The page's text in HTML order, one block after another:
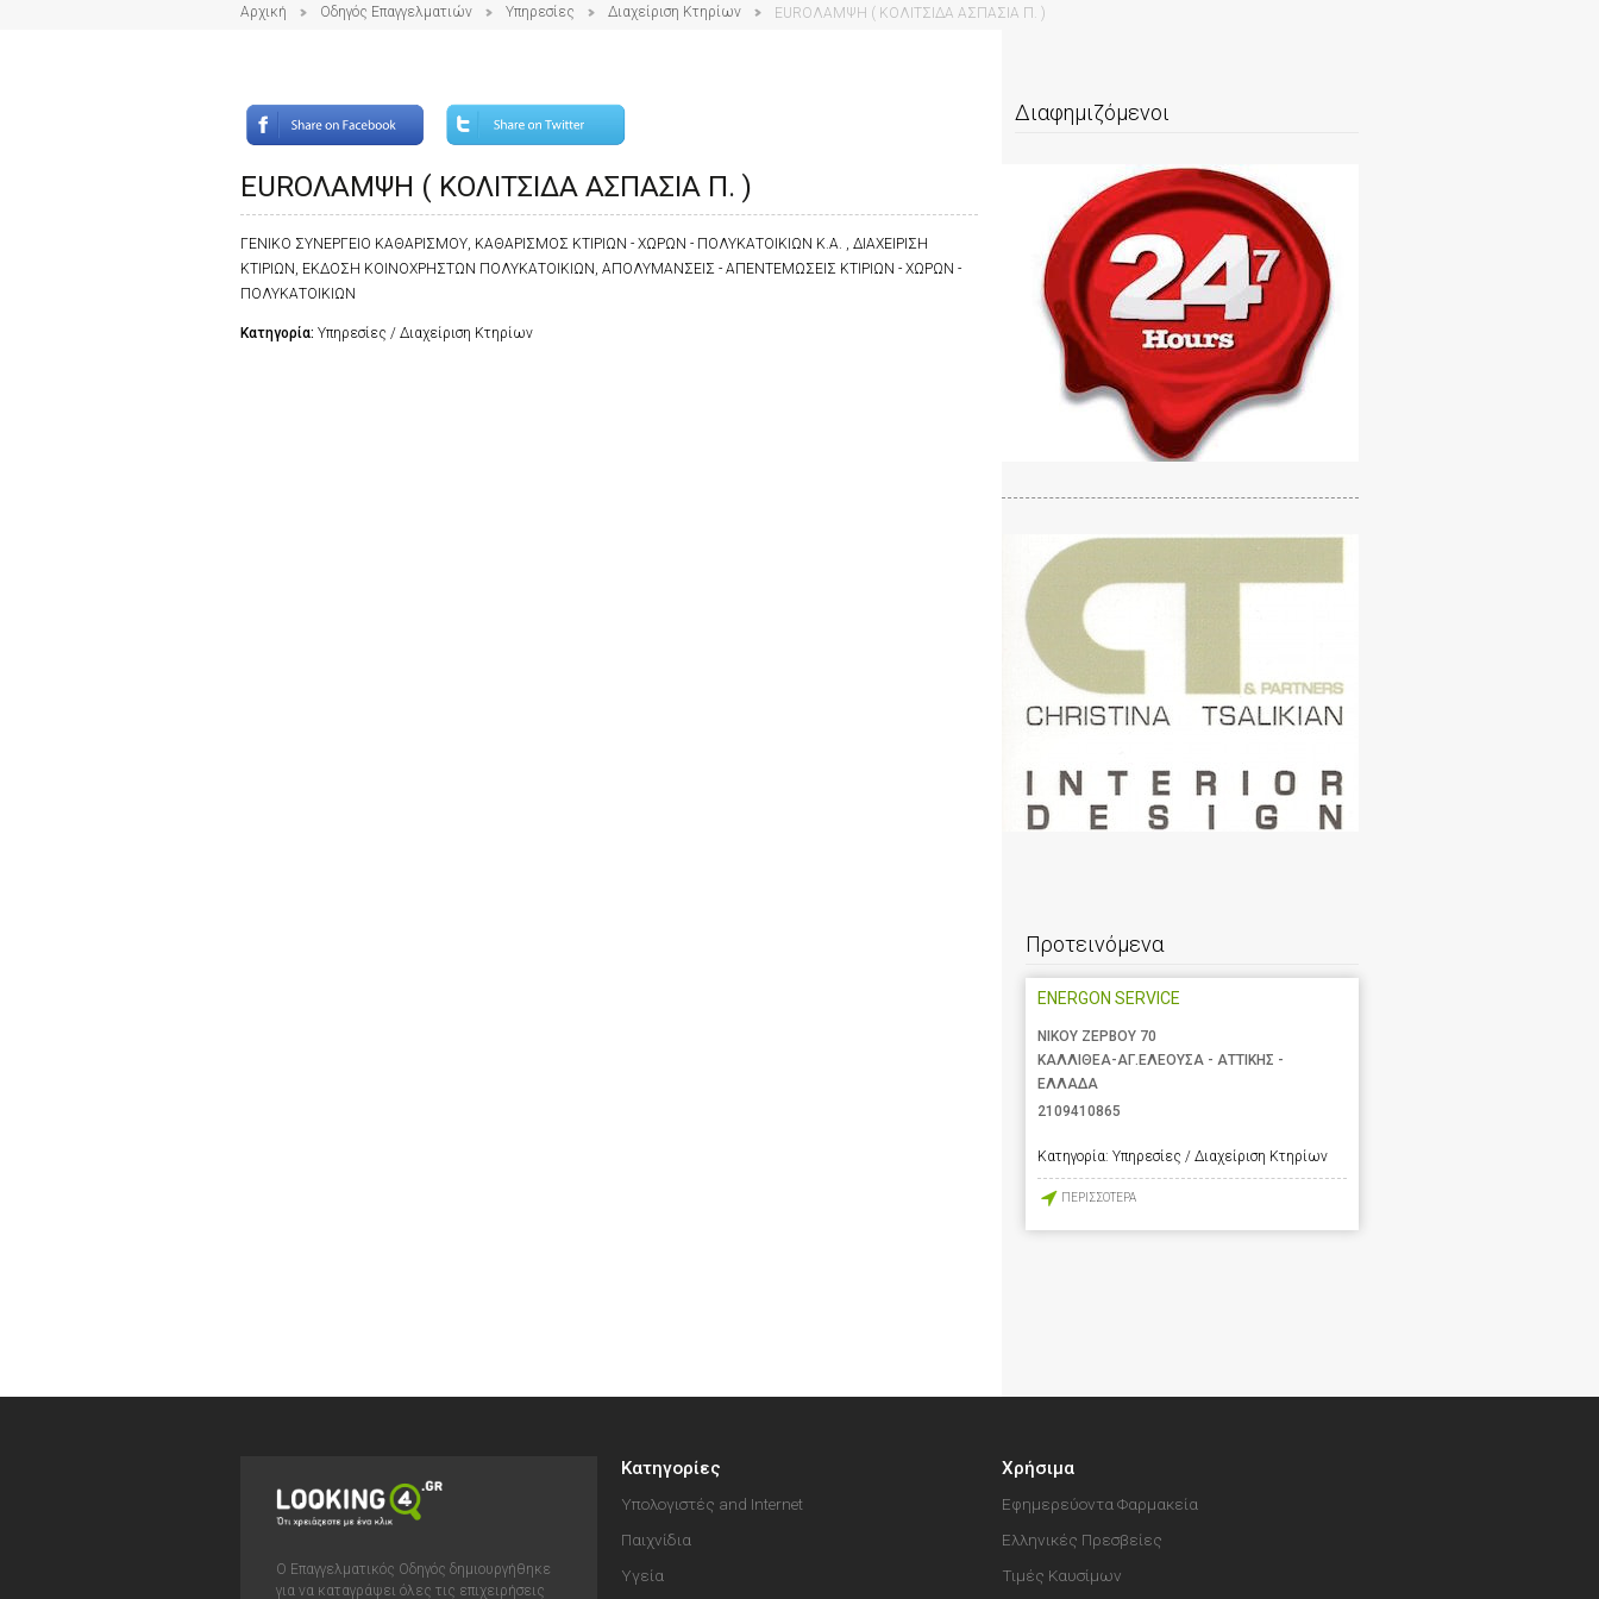
Αρχική Οδηγός Επαγγελματιών Υπηρεσίες Διαχείριση Κτηρίων EUROΛΑΜΨΗ ( ΚΟΛΙΤΣΙΔΑ ΑΣΠΑΣΙΑ Π. )
EUROΛΑΜΨΗ ( ΚΟΛΙΤΣΙΔΑ ΑΣΠΑΣΙΑ Π. )
ΓΕΝΙΚΟ ΣΥΝΕΡΓΕΙΟ ΚΑΘΑΡΙΣΜΟΥ, ΚΑΘΑΡΙΣΜΟΣ ΚΤΙΡΙΩΝ - ΧΩΡΩΝ - ΠΟΛΥΚΑΤΟΙΚΙΩΝ Κ.Α. , ΔΙΑΧΕΙΡΙΣΗ
ΚΤΙΡΙΩΝ, ΕΚΔΟΣΗ ΚΟΙΝΟΧΡΗΣΤΩΝ ΠΟΛΥΚΑΤΟΙΚΙΩΝ, ΑΠΟΛΥΜΑΝΣΕΙΣ - ΑΠΕΝΤΕΜΩΣΕΙΣ ΚΤΙΡΙΩΝ - ΧΩΡΩΝ -
ΠΟΛΥΚΑΤΟΙΚΙΩΝ
Κατηγορία: Υπηρεσίες / Διαχείριση Κτηρίων
Διαφημιζόμενοι
Προτεινόμενα
ENERGON SERVICE
ΝΙΚΟΥ ΖΕΡΒΟΥ 70
ΚΑΛΛΙΘΕΑ-ΑΓ.ΕΛΕΟΥΣΑ - ΑΤΤΙΚΗΣ -
ΕΛΛΑΔΑ
2109410865
Κατηγορία: Υπηρεσίες / Διαχείριση Κτηρίων
ΠΕΡΙΣΣΟΤΕΡΑ
Ο Επαγγελματικός Οδηγός δημιουργήθηκε
για να καταγράψει όλες τις επιχειρήσεις
Κατηγορίες
Υπολογιστές and Internet
Παιχνίδια
Υγεία
Χρήσιμα
Εφημερεύοντα Φαρμακεία
Ελληνικές Πρεσβείες
Τιμές Καυσίμων